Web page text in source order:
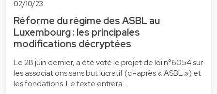
02/10/23
Réforme du régime des ASBL au
Luxembourg : les principales
modifications décryptées
Le 28 juin dernier, a été voté le projet de loi n°6054 sur
les associations sans but lucratif (ci-après « ASBL ») et
les fondations. Le texte entrera …